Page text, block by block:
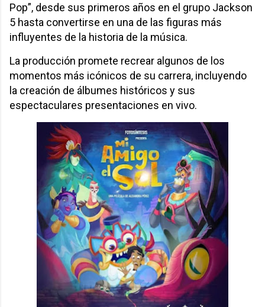
Pop”, desde sus primeros años en el grupo Jackson
5 hasta convertirse en una de las figuras más
influyentes de la historia de la música.
La producción promete recrear algunos de los
momentos más icónicos de su carrera, incluyendo
la creación de álbumes históricos y sus
espectaculares presentaciones en vivo.